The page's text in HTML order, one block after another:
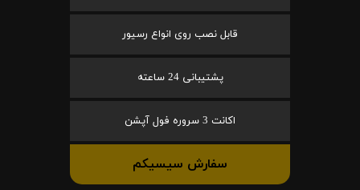
قابل نصب روی انواع رسیور
پشتیبانی 24 ساعته
اکانت 3 سروره فول آپشن
سفارش سیسیکم